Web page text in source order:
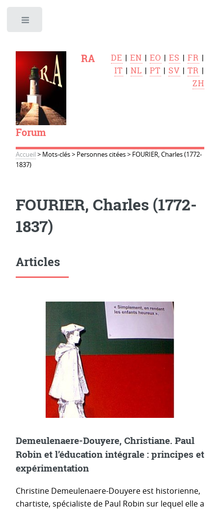
RA
Forum
DE |EN |EO |ES |FR |
IT |NL |PT | SV |TR |
ZH
Accueil > Mots-clés> Personnes citées> FOURIER, Charles (1772-
1837)
FOURIER, Charles (1772-
1837)
Articles
Demeulenaere-Douyere, Christiane. Paul
Robin et l’éducation intégrale : principes et
expérimentation
Christine Demeulenaere-Douyere est historienne,
chartiste, spécialiste de Paul Robin sur lequel elle a